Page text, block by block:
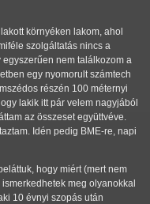
környéken lakom, ahol
szolgáltatás nincs a
nem találkozom a
egy nyomorult számtech
részén 100 méternyi
lakik itt pár velem nagyjából
az összeset együttvéve.
Idén pedig BME-re, napi
hogy miért (mert nem
meg olyanokkal
10 évnyi szopás után